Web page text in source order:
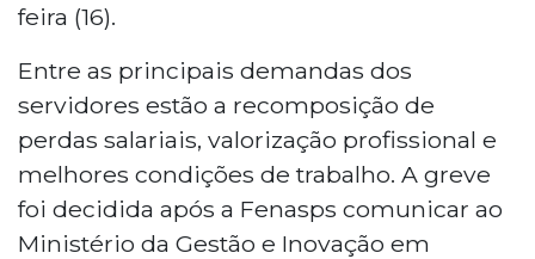
feira (16).
Entre as principais demandas dos
servidores estão a recomposição de
perdas salariais, valorização profissional e
melhores condições de trabalho. A greve
foi decidida após a Fenasps comunicar ao
Ministério da Gestão e Inovação em